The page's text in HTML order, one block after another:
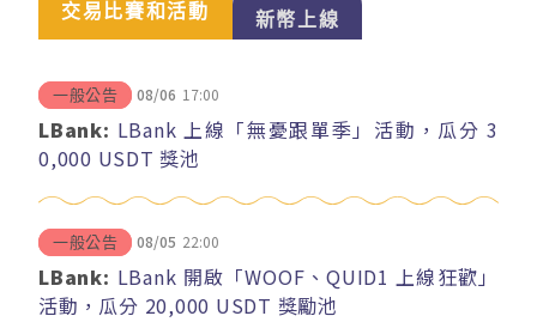
交易比賽和活動 新幣上線
一般公告 08/06 17:00
LBank: LBank 上線「無憂跟單季」活動，瓜分 3
0,000 USDT 獎池
一般公告 08/05 22:00
LBank: LBank 開啟「WOOF、QUID1 上線狂歡」
活動，瓜分 20,000 USDT 獎勵池